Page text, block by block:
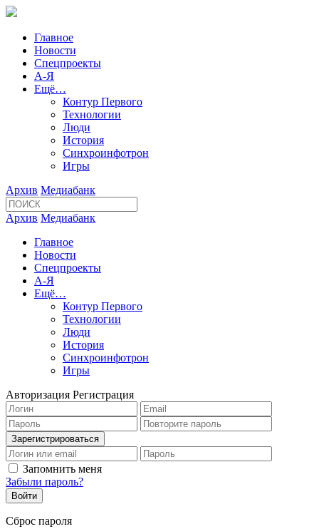
Главное
Новости
Спецпроекты
А-Я
Ещё…
Контур Первого
Технологии
Люди
История
Синхроинфотрон
Игры
Архив Медиабанк
Архив Медиабанк
Главное
Новости
Спецпроекты
А-Я
Ещё…
Контур Первого
Технологии
Люди
История
Синхроинфотрон
Игры
Авторизация Регистрация
Запомнить меня
Забыли пароль?
Сброс пароля